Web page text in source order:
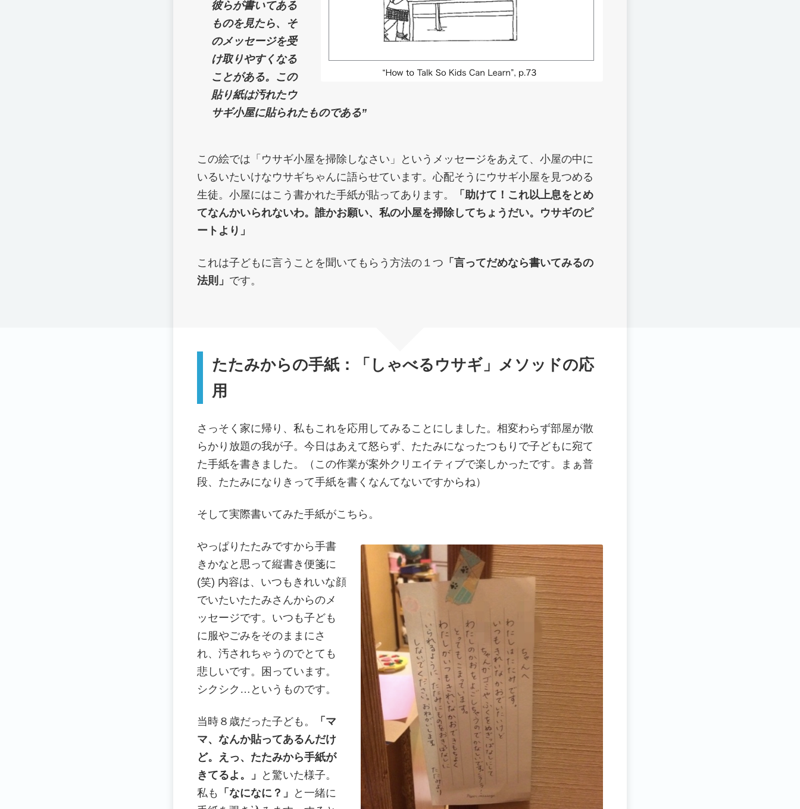
彼らが書いてある
ものを見たら、そ
のメッセージを受
け取りやすくなる
ことがある。この
貼り紙は汚れたウ
サギ小屋に貼られたものである”
この絵では「ウサギ小屋を掃除しなさい」というメッセージをあえて、小屋の中に
いるいたいけなウサギちゃんに語らせています。心配そうにウサギ小屋を見つめる
生徒。小屋にはこう書かれた手紙が貼ってあります。
「助けて！これ以上息をとめ
てなんかいられないわ。誰かお願い、私の小屋を掃除してちょうだい。ウサギのピ
ートより」
これは子どもに言うことを聞いてもらう方法の１つ 「言ってだめなら書いてみるの
法則」 です。
たたみからの手紙：
「しゃべるウサギ」メソッドの応
用
さっそく家に帰り、私もこれを応用してみることにしました。相変わらず部屋が散
らかり放題の我が子。今日はあえて怒らず、たたみになったつもりで子どもに宛て
た手紙を書きました。（この作業が案外クリエイティブで楽しかったです。まぁ普
段、たたみになりきって手紙を書くなんてないですからね）
そして実際書いてみた手紙がこちら。
やっぱりたたみですから手書
きかなと思って縦書き便箋に
(笑) 内容は、いつもきれいな顔
でいたいたたみさんからのメ
ッセージです。いつも子ども
に服やごみをそのままにさ
れ、汚されちゃうのでとても
悲しいです。困っています。
シクシク…というものです。
当時８歳だった子ども。
「マ
マ、なんか貼ってあるんだけ
ど。えっ、たたみから手紙が
きてるよ。」
と驚いた様子。
私も
「なになに？」
と一緒に